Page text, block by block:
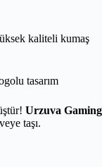
kaliteli kumaş
tasarım
Urzuva Gaming
taşı.